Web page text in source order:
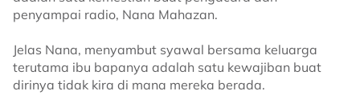
penyampai radio, Nana Mahazan.
Jelas Nana, menyambut syawal bersama keluarga
terutama ibu bapanya adalah satu kewajiban buat
dirinya tidak kira di mana mereka berada.